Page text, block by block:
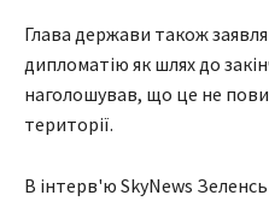
Глава держави також
дипломатію як шлях до
наголошував, що це не
території.
В інтерв'ю SkyNews